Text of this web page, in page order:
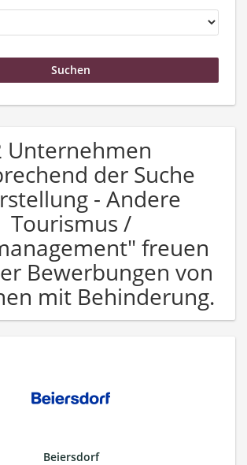
Unternehmen
der Suche
- Andere
Tourismus /
freuen
Bewerbungen von
mit Behinderung.
Beiersdorf